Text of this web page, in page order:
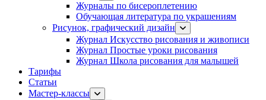
Журналы по бисероплетению
Обучающая литература по украшениям
Рисунок, графический дизайн
Журнал Искусство рисования и живописи
Журнал Простые уроки рисования
Журнал Школа рисования для малышей
Тарифы
Статьи
Мастер-классы